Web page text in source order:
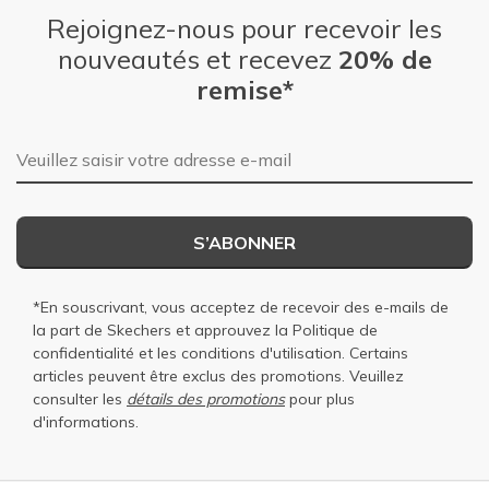
Rejoignez-nous pour recevoir les
nouveautés et recevez 20% de
remise*
Adresse e-mail
S’ABONNER
*En souscrivant, vous acceptez de recevoir des e-mails de
la part de Skechers et approuvez la Politique de
confidentialité et les conditions d'utilisation. Certains
articles peuvent être exclus des promotions. Veuillez
consulter les détails des promotionspour plus
d'informations.